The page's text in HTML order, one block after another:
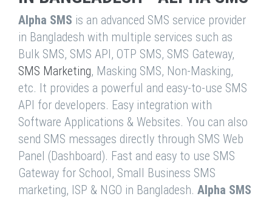
Alpha SMS is an advanced SMS service provider
in Bangladesh with multiple services such as
Bulk SMS, SMS API, OTP SMS, SMS Gateway,
SMS Marketing, Masking SMS, Non-Masking,
etc. It provides a powerful and easy-to-use SMS
API for developers. Easy integration with
Software Applications & Websites. You can also
send SMS messages directly through SMS Web
Panel (Dashboard). Fast and easy to use SMS
Gateway for School, Small Business SMS
marketing, ISP & NGO in Bangladesh. Alpha SMS